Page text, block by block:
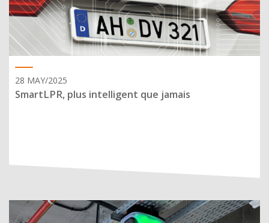
28 MAY/2025
SmartLPR, plus intelligent que jamais